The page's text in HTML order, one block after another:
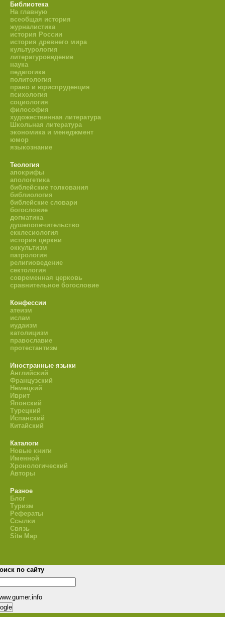
Библиотека
На главную
всеобщая история
журналистика
история России
история древнего мира
культурология
литературоведение
наука
педагогика
политология
право и юриспруденция
психология
социология
философия
художественная литература
Школьная литература
экономика и менеджмент
юмор
языкознание
Теология
апокрифы
апологетика
библейские толкования
библиология
библейские словари
богословие
догматика
душепопечительство
екклесиология
история церкви
оккультизм
патрология
религиоведение
сектология
современная церковь
сравнительное богословие
Конфессии
атеизм
ислам
иудаизм
католицизм
православие
протестантизм
Иностранные языки
Английский
Французский
Немецкий
Иврит
Японский
Турецкий
Испанский
Китайский
Каталоги
Новые книги
Именной
Хронологический
Авторы
Разное
Блог
Туризм
Рефераты
Ссылки
Связь
Site Map
по сайту